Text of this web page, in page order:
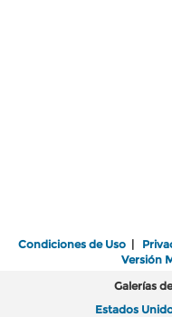
Condiciones de Uso |
Versión
Galerías
Estados